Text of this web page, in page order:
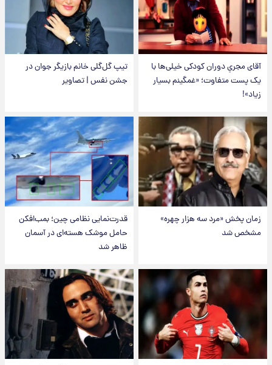
آقای مجریِ دوران کودکی خیلی‌ها با
یک پست متفاوت؛ «غمگینم بسیار
زیاد»!
تیپ گل‌گلی خانم بازیگر جوان در
جشن نفس | تصاویر
زمان پخش «مرد سه هزار چهره»
مشخص شد
قدرت‌نمایی نظامی چین؛ بمب‌افکن
حامل موشک هسته‌ای در آسمان
ظاهر شد